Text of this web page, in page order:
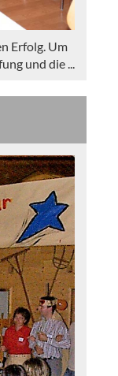
Erfolg. Um
und die ...